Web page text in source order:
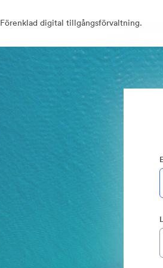
Förenklad digital tillgångsförvaltning.